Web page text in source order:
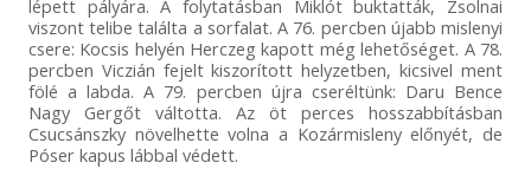
lépett pályára. A folytatásban Miklót buktatták, Zsolnai
viszont telibe találta a sorfalat. A 76. percben újabb mislenyi
csere: Kocsis helyén Herczeg kapott még lehetőséget. A 78.
percben Viczián fejelt kiszorított helyzetben, kicsivel ment
fölé a labda. A 79. percben újra cseréltünk: Daru Bence
Nagy Gergőt váltotta. Az öt perces hosszabbításban
Csucsánszky növelhette volna a Kozármisleny előnyét, de
Póser kapus lábbal védett.